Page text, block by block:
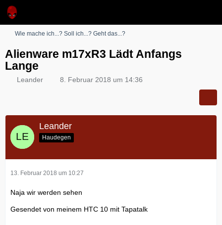
Wie mache ich...? Soll ich...? Geht das...?
Alienware m17xR3 Lädt Anfangs
Lange
Leander 8. Februar 2018 um 14:36
Leander
Haudegen
13. Februar 2018 um 10:27
Naja wir werden sehen
Gesendet von meinem HTC 10 mit Tapatalk